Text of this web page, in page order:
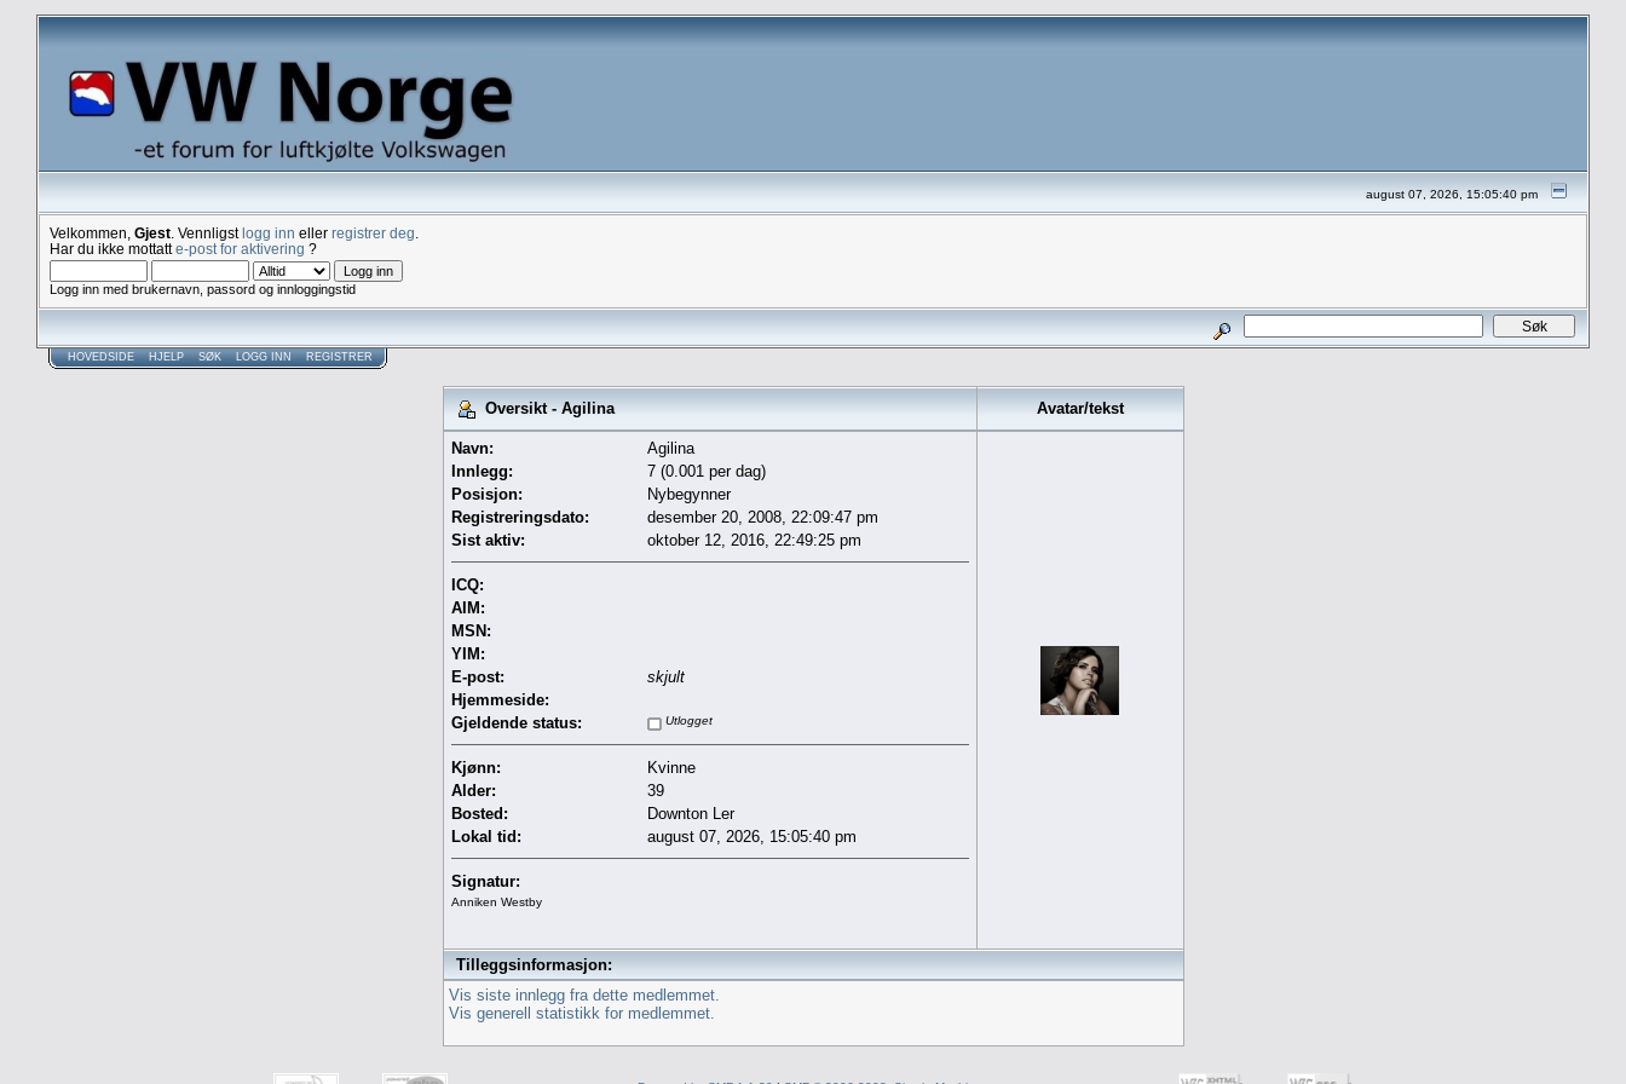
august 07, 2026, 15:05:40 pm
Velkommen, Gjest . Vennligstlogg inn eller registrer deg
Har du ikke mottatte-post for aktivering ?
Logg inn med brukernavn, passord og innloggingstid
HOVEDSIDE HJELP SØK LOGG INN REGISTRER
Oversikt - Agilina Avatar/tekst
Navn:
Agilina
Innlegg:
7 (0.001 per dag)
Posisjon:
Nybegynner
Registreringsdato:
desember 20, 2008, 22:09:47 pm
Sist aktiv:
oktober 12, 2016, 22:49:25 pm
ICQ:
AIM:
MSN:
YIM:
E-post:
skjult
Hjemmeside:
Gjeldende status:
Utlogget
Kjønn:
Kvinne
Alder:
39
Bosted:
Downton Ler
Lokal tid:
august 07, 2026, 15:05:40 pm
Signatur:
Anniken Westby
Tilleggsinformasjon:
Vis siste innlegg fra dette medlemmet.
Vis generell statistikk for medlemmet.